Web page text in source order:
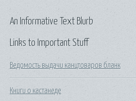
Links to Important Stuff
Ведомость выдачи канцтоваров бланк
Книги о кастанеде
An Informative Text Blurb